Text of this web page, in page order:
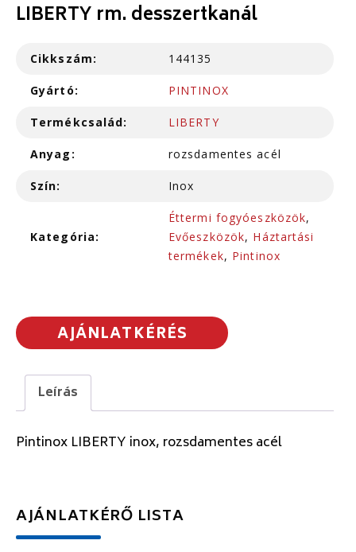
LIBERTY rm. desszertkanál
Cikkszám: 144135
Gyártó: PINTINOX
Termékcsalád: LIBERTY
Anyag: rozsdamentes acél
Szín: Inox
Kategória:
Éttermi fogyóeszközök,
Evőeszközök, Háztartási
termékek, Pintinox
AJÁNLATKÉRÉS
Leírás
Pintinox LIBERTY inox, rozsdamentes acél
AJÁNLATKÉRŐ LISTA